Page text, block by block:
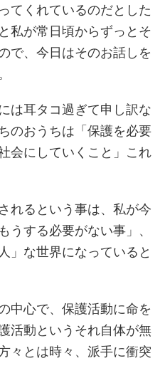
てくれているのだとした
私が常日頃からずっとそ
で、今日はそのお話しを
は耳タコ過ぎて申し訳な
のおうちは「保護を必要
会にしていくこと」これ
れるという事は、私が今
うする必要がない事」、
」な世界になっていると
中心で、保護活動に命を
活動というそれ自体が無
々とは時々、派手に衝突